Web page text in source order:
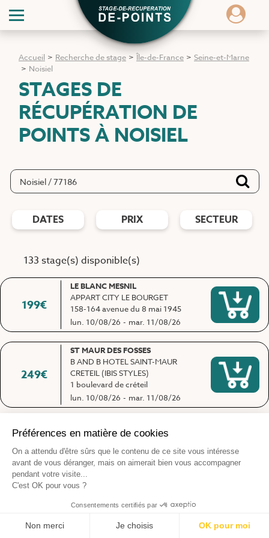
Accueil > Recherche de stage > Île-de-France > Seine-et-Marne
> Noisiel
STAGES DE
RÉCUPÉRATION DE
POINTSÀ NOISIEL
DATES PRIX SECTEUR
133 stage(s) disponible(s)
199€
LE BLANC MESNIL
APPART CITY LE BOURGET
158-164 avenue du 8 mai 1945
lun. 10/08/26 - mar. 11/08/26
249€
ST MAUR DES FOSSES
B AND B HOTEL SAINT-MAUR
CRETEIL (IBIS STYLES)
1 boulevard de créteil
lun. 10/08/26 - mar. 11/08/26
209
HOTEL PARIS BOULOGNE
20 et 22 rue des Abondances
lun. 10/08/26 - mar. 11/08/26
PONTAULT COMBAULT
IBIS BUDGET
mer. 12/08/26 - jeu. 13/08/26